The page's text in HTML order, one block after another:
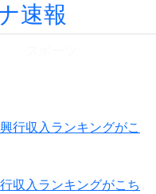
速報
収入ランキングがこち